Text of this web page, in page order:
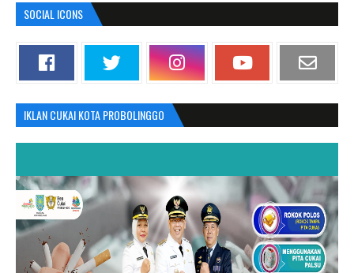
SOCIAL ICONS
IKLAN CUKAI KOTA PROBOLINGGO